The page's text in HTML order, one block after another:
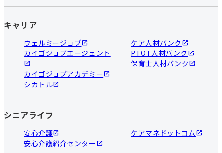
キャリア
ウェルミージョブ
カイゴジョブエージェント
カイゴジョブアカデミー
シカトル
ケア人材バンク
PTOT人材バンク
保育士人材バンク
シニアライフ
安心介護
安心介護紹介センター
ケアマネドットコム